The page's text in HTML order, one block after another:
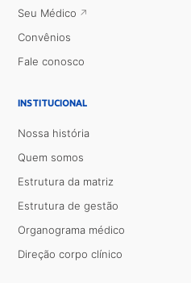
Seu Médico
Convênios
Fale conosco
INSTITUCIONAL
Nossa história
Quem somos
Estrutura da matriz
Estrutura de gestão
Organograma médico
Direção corpo clínico